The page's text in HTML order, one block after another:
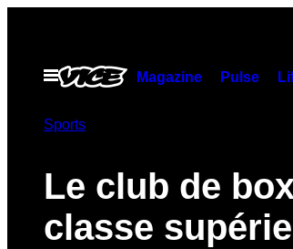
contentOpen
Menu
Magazine Pulse
Sports
Le club de
classe